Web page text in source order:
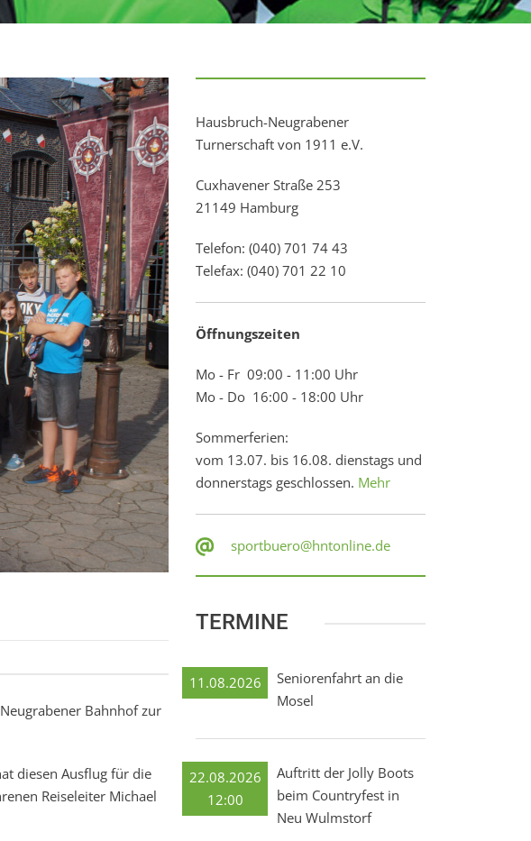
Bahnhof zur
diesen Ausflug für die
Reiseleiter Michael
Hausbruch-Neugrabener
Turnerschaft von 1911 e.V.
Cuxhavener Straße 253
21149 Hamburg
Telefon: (040) 701 74 43
Telefax: (040) 701 22 10
Öffnungszeiten
Mo - Fr 09:00 - 11:00 Uhr
Mo - Do 16:00 - 18:00 Uhr
Sommerferien:
vom 13.07. bis 16.08. dienstags und
donnerstags geschlossen. Mehr
sportbuero@hntonline.de
TERMINE
11.08.2026
Seniorenfahrt an die
Mosel
22.08.2026
12:00
Auftritt der Jolly Boots
beim Countryfest in
Neu Wulmstorf